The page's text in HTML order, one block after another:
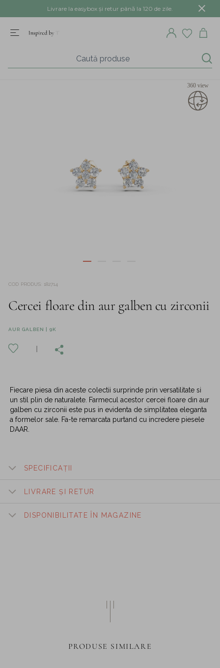
Livrare la easybox și retur până la 120 de zile.
360 view
COD PRODUS 182714
Cercei floare din aur galben cu zirconii
AUR GALBEN | 9K
Fiecare piesa din aceste colectii surprinde prin versatilitate si
un stil plin de naturalete. Farmecul acestor cercei floare din aur
galben cu zirconii este pus in evidenta de simplitatea eleganta
a formelor sale. Fa-te remarcata purtand cu incredere piesele
DAAR.
SPECIFICAȚII
LIVRARE ȘI RETUR
DISPONIBILITATE ÎN MAGAZINE
PRODUSE SIMILARE